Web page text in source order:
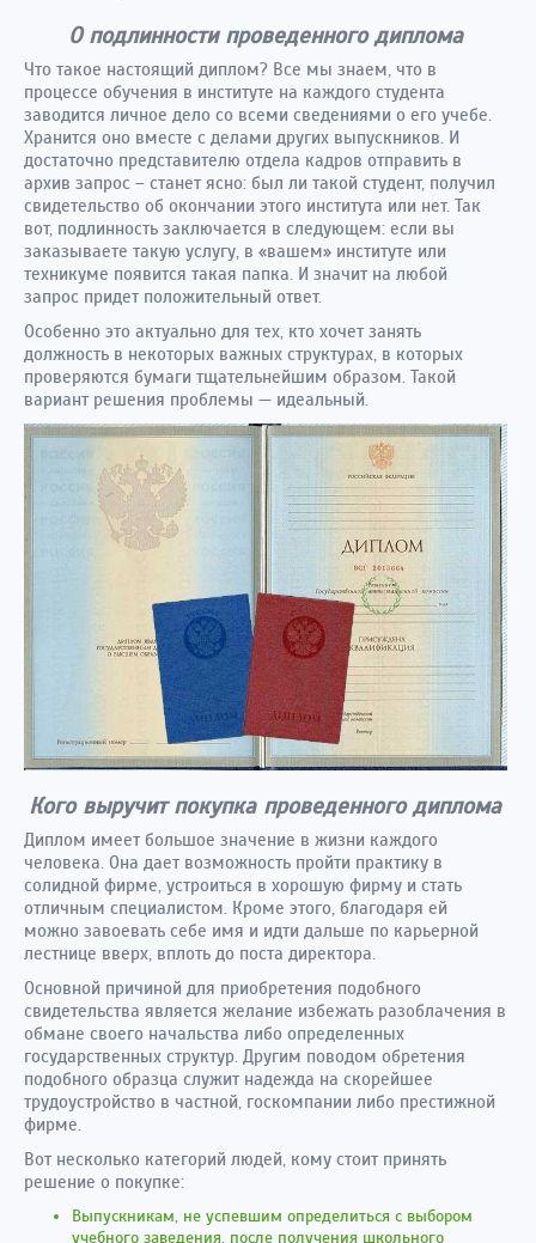
О подлинности проведенного диплома
Что такое настоящий диплом? Все мы знаем, что в
процессе обучения в институте на каждого студента
заводится личное дело со всеми сведениями о его учебе.
Хранится оно вместе с делами других выпускников. И
достаточно представителю отдела кадров отправить в
архив запрос – станет ясно: был ли такой студент, получил
свидетельство об окончании этого института или нет. Так
вот, подлинность заключается в следующем: если вы
заказываете такую услугу, в «вашем» институте или
техникуме появится такая папка. И значит на любой
запрос придет положительный ответ.
Особенно это актуально для тех, кто хочет занять
должность в некоторых важных структурах, в которых
проверяются бумаги тщательнейшим образом. Такой
вариант решения проблемы — идеальный.
Кого выручит покупка проведенного диплома
Диплом имеет большое значение в жизни каждого
человека. Она дает возможность пройти практику в
солидной фирме, устроиться в хорошую фирму и стать
отличным специалистом. Кроме этого, благодаря ей
можно завоевать себе имя и идти дальше по карьерной
лестнице вверх, вплоть до поста директора.
Основной причиной для приобретения подобного
свидетельства является желание избежать разоблачения в
обмане своего начальства либо определенных
государственных структур. Другим поводом обретения
подобного образца служит надежда на скорейшее
трудоустройство в частной, госкомпании либо престижной
фирме.
Вот несколько категорий людей, кому стоит принять
решение о покупке:
Выпускникам, не успевшим определиться с выбором
учебного заведения, после получения школьного